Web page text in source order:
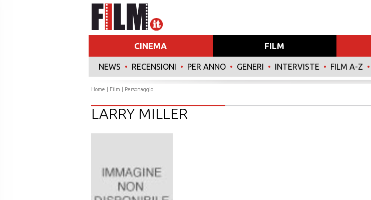
CINEMA FILM
NEWS • RECENSIONI • PER ANNO • GENERI • INTERVISTE • FILM A-Z •
Home Film | Personaggio
LARRY MILLER